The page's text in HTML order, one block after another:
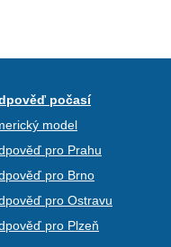
počasí
model
pro Prahu
pro Brno
pro Ostravu
pro Plzeň